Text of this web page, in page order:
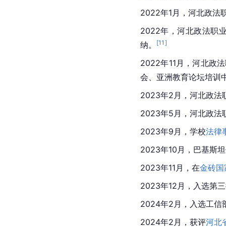
2022年1月，河北政法
2022年，河北政法职
纳。
[11 ]
2022年11月，河北政
会、亚洲教育论坛培训
2023年2月，河北政法
2023年5月，河北政法
2023年9月，学校法律
2023年10月，巴基斯
2023年11月，在金砖国
2023年12月，入选第
2024年2月，入选工信
2024年2月，获评河北